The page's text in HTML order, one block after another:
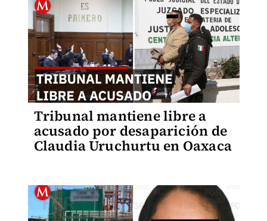
Tribunal mantiene libre a
acusado por desaparición de
Claudia Uruchurtu en Oaxaca